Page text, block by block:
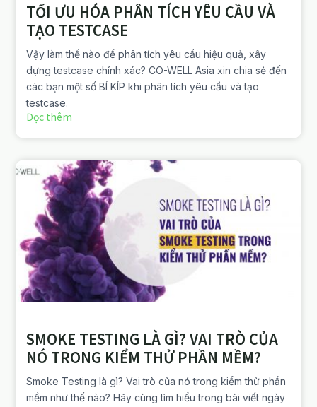
TỐI ƯU HÓA PHÂN TÍCH YÊU CẦU VÀ
TẠO TESTCASE
Vậy làm thế nào để phân tích yêu cầu hiệu quả, xây
dựng testcase chính xác? CO-WELL Asia xin chia sẻ đến
các bạn một số BÍ KÍP khi phân tích yêu cầu và tạo
testcase.
Đọc thêm
SMOKE TESTING LÀ GÌ? VAI TRÒ CỦA
NÓ TRONG KIỂM THỬ PHẦN MỀM?
Smoke Testing là gì? Vai trò của nó trong kiểm thử phần
mềm như thế nào? Hãy cùng tìm hiểu trong bài viết ngày